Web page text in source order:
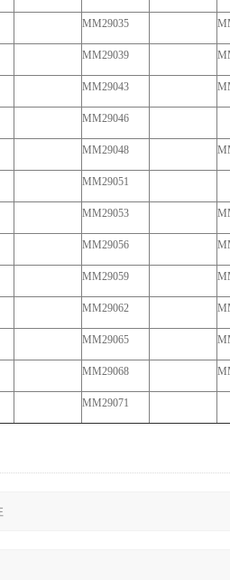
MM29035
MM29039
MM29043
MM29046
MM29048
MM29051
MM29053
MM29056
MM29059
MM29062
MM29065
MM29068
MM29071